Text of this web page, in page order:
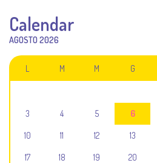
Calendar
AGOSTO 2026
L M M G
3 4 5 6
10 11 12 13
17 18 19 20